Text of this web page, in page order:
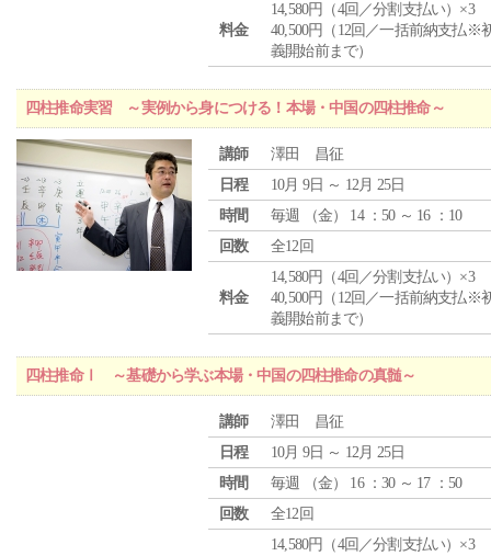
料金
14,580円（4回／分割支払い）×3
40,500円（12回／一括前納支払※
義開始前まで）
四柱推命実習 ～実例から身につける！本場・中国の四柱推命～
講師
澤田 昌征
日程
10月 9日 ～ 12月 25日
時間
毎週 （金） 14 ：50 ～ 16 ：10
回数
全12回
料金
14,580円（4回／分割支払い）×3
40,500円（12回／一括前納支払※
義開始前まで）
四柱推命Ⅰ ～基礎から学ぶ本場・中国の四柱推命の真髄～
講師
澤田 昌征
日程
10月 9日 ～ 12月 25日
時間
毎週 （金） 16 ：30 ～ 17 ：50
回数
全12回
14,580円（4回／分割支払い）×3